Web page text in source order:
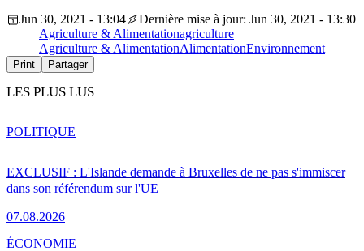
Jun 30, 2021 - 13:04
Dernière mise à jour: Jun 30, 2021 - 13:30
Agriculture & Alimentationagriculture
Agriculture & AlimentationAlimentationEnvironnement
Print Partager
LES PLUS LUS
EXCLUSIF : L'Islande demande à Bruxelles de ne pas s'immiscer
dans son référendum sur l'UE
07.08.2026
POLITIQUE
ÉCONOMIE